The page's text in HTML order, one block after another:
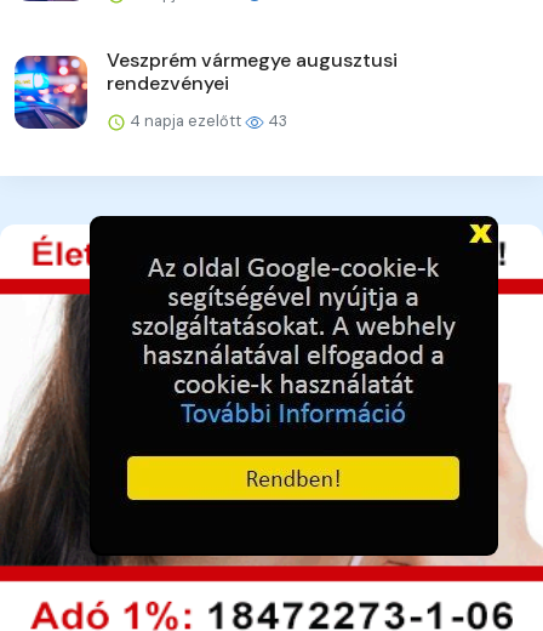
Veszprém vármegye augusztusi
rendezvényei
4 napja ezelőtt 43